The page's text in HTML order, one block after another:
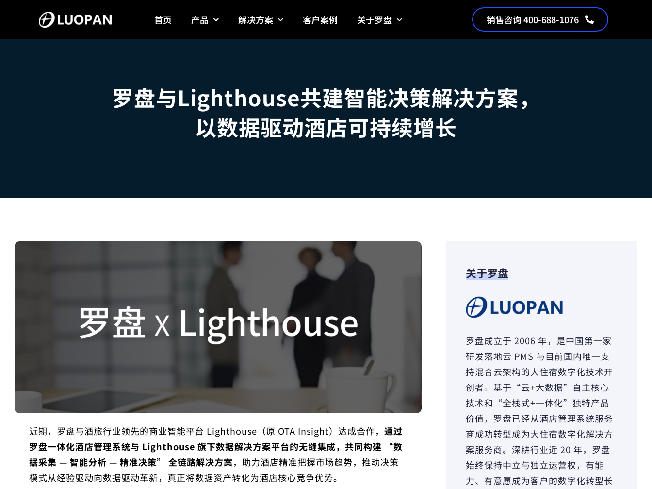
content
首页 产品 解决方案 客户案例 关于罗盘 销售咨询 400-688-1076
罗盘与Lighthouse共建智能决策解决方案，
以数据驱动酒店可持续增长
近期，罗盘与酒旅行业领先的商业智能平台 Lighthouse（原 OTA Insight）达成合作， 通过
罗盘一体化酒店管理系统与 Lighthouse 旗下数据解决方案平台的无缝集成，共同构建 “数
据采集 — 智能分析 — 精准决策” 全链路解决方案，助力酒店精准把握市场趋势，推动决策
模式从经验驱动向数据驱动革新，真正将数据资产转化为酒店核心竞争优势。
关于罗盘
罗盘成立于 2006 年，是中国第一家
研发落地云 PMS 与目前国内唯一支
持混合云架构的大住宿数字化技术开
创者。基于“云+大数据”自主核心
技术和“全栈式+一体化”独特产品
价值，罗盘已经从酒店管理系统服务
商成功转型成为大住宿数字化解决方
案服务商。深耕行业近 20 年，罗盘
始终保持中立与独立运营权，有能
力、有意愿成为客户的数字化转型长